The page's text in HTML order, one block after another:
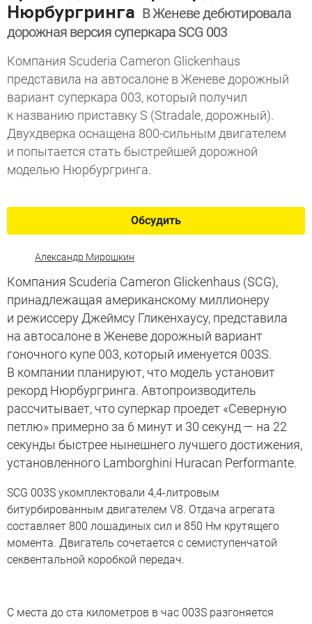
Нюрбургринга В Женеве дебютировала
дорожная версия суперкара SCG 003
Компания Scuderia Cameron Glickenhaus
представила на автосалоне в Женеве дорожный
вариант суперкара 003, который получил
к названию приставку S (Stradale, дорожный).
Двухдверка оснащена 800-сильным двигателем
и попытается стать быстрейшей дорожной
моделью Нюрбургринга.
Обсудить
Александр Мирошкин
Компания Scuderia Cameron Glickenhaus (SCG),
принадлежащая американскому миллионеру
и режиссеру Джеймсу Гликенхаусу, представила
на автосалоне в Женеве дорожный вариант
гоночного купе 003, который именуется 003S.
В компании планируют, что модель установит
рекорд Нюрбургринга. Автопроизводитель
рассчитывает, что суперкар проедет «Северную
петлю» примерно за 6 минут и 30 секунд — на 22
секунды быстрее нынешнего лучшего достижения,
установленного Lamborghini Huracan Performante.
SCG 003S укомплектовали 4,4-литровым
битурбированным двигателем V8. Отдача агрегата
составляет 800 лошадиных сил и 850 Нм крутящего
момента. Двигатель сочетается с семиступенчатой
секвентальной коробкой передач.
С места до ста километров в час 003S разгоняется